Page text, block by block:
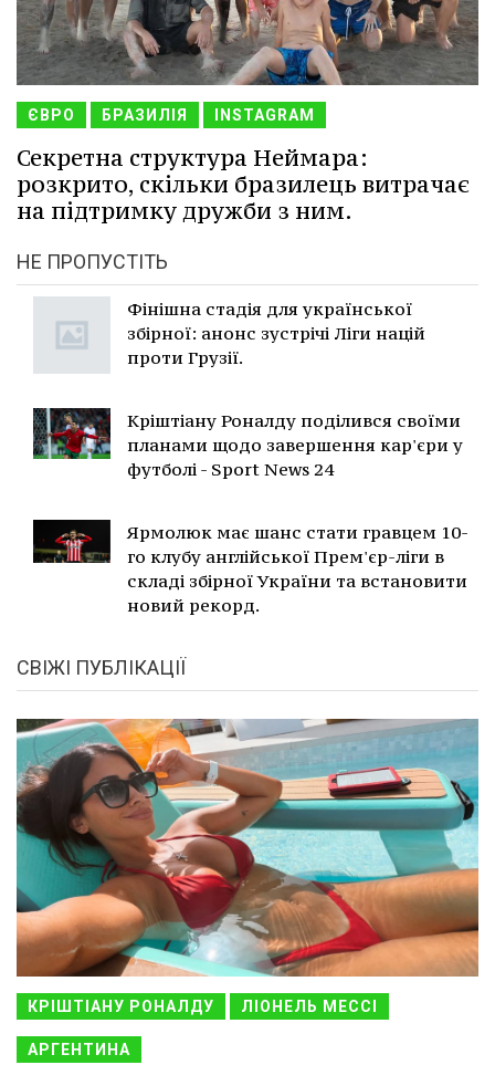
ЄВРО БРАЗИЛІЯ INSTAGRAM
Секретна структура Неймара:
розкрито, скільки бразилець витрачає
на підтримку дружби з ним.
НЕ ПРОПУСТІТЬ
Фінішна стадія для української
збірної: анонс зустрічі Ліги націй
проти Грузії.
Кріштіану Роналду поділився своїми
планами щодо завершення кар'єри у
футболі - Sport News 24
Ярмолюк має шанс стати гравцем 10-
го клубу англійської Прем'єр-ліги в
складі збірної України та встановити
новий рекорд.
СВІЖІ ПУБЛІКАЦІЇ
КРІШТІАНУ РОНАЛДУ ЛІОНЕЛЬ МЕССІ
АРГЕНТИНА